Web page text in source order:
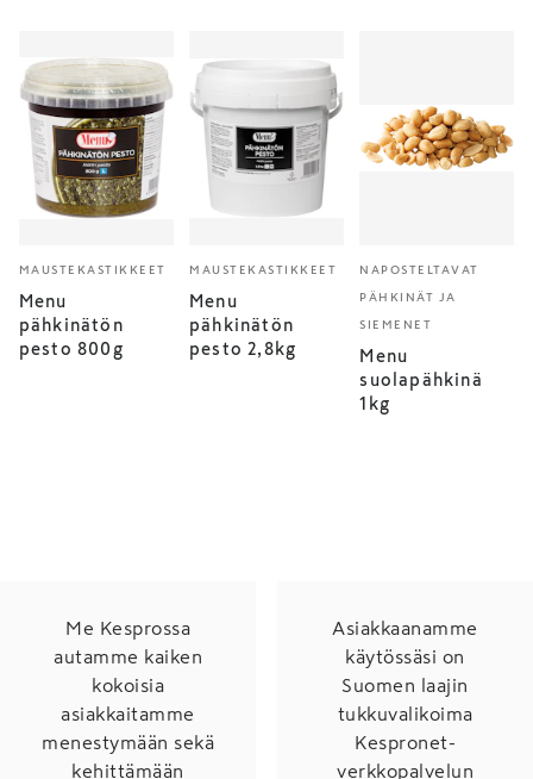
MAUSTEKASTIKKEET
Menu
pähkinätön
pesto 800g
MAUSTEKASTIKKEET
Menu
pähkinätön
pesto 2,8kg
NAPOSTELTAVAT
PÄHKINÄT JA
SIEMENET
Menu
suolapähkinä
1kg
Me Kesprossa
autamme kaiken
kokoisia
asiakkaitamme
menestymään sekä
kehittämään
Asiakkaanamme
käytössäsi on
Suomen laajin
tukkuvalikoima
Kespronet-
verkkopalvelun